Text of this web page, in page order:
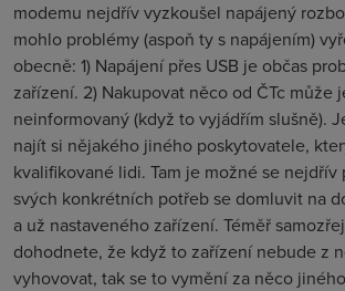
modemu nejdřív vyzkoušel napájený
mohlo problémy (aspoň ty s napájením)
obecně: 1) Napájení přes USB je občas
zařízení. 2) Nakupovat něco od ČTc může
neinformovaný (když to vyjádřím slušně).
najít si nějakého jiného poskytovatele,
kvalifikované lidi. Tam je možné se nejdřív
svých konkrétních potřeb se domluvit na
a už nastaveného zařízení. Téměř
dohodnete, že když to zařízení nebude z
vyhovovat, tak se to vymění za něco